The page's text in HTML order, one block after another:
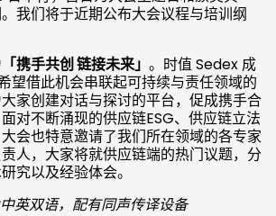
我们将于近期公布大会议程与培训纲
「携手共创 链接未来」 。时值 Sedex 成
望借此机会串联起可持续与责任领域的
家创建对话与探讨的平台，促成携手合
对不断涌现的供应链ESG、供应链立法
会也特意邀请了我们所在领域的各专家
人，大家将就供应链端的热门议题，分
究以及经验体会。
英双语，配有同声传译设备